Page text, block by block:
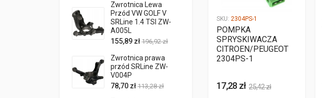
Zwrotnica Lewa
Przód VW GOLF V
SRLine 1.4 TSI ZW-
A005L
155,89 zł 196,92 zł
Zwrotnica prawa
przód SRLine ZW-
V004P
78,70 zł 113,28 zł
SKU: 2304PS-1
POMPKA
SPRYSKIWACZA
CITROEN/PEUGEOT
2304PS-1
17,28 zł 25,42 zł